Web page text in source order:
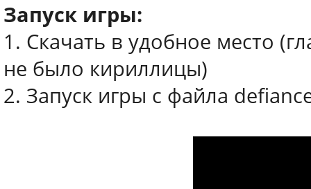
Запуск игры:
1. Скачать в удобное место
не было кириллицы)
2. Запуск игры с файла